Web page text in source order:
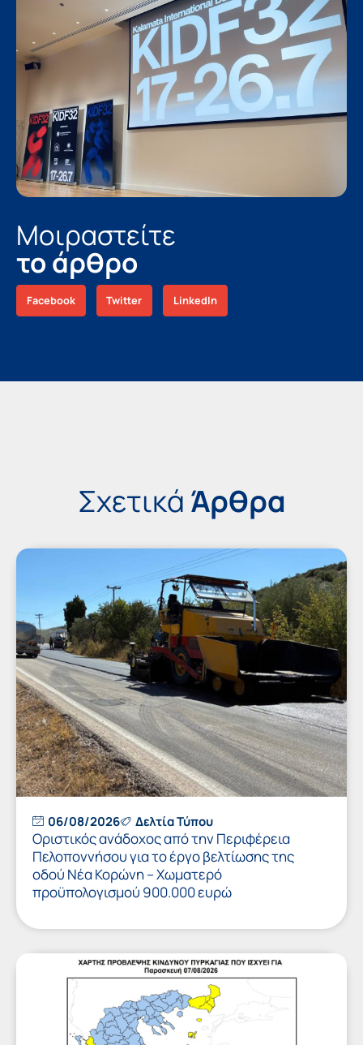
Μοιραστείτε
το άρθρο
Facebook Twitter LinkedIn
Σχετικά Άρθρα
06/08/2026 Δελτία Τύπου
Οριστικός ανάδοχος από την Περιφέρεια
Πελοποννήσου για το έργο βελτίωσης της
οδού Νέα Κορώνη – Χωματερό
προϋπολογισμού 900.000 ευρώ